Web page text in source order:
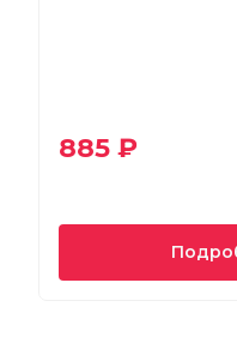
885 ₽